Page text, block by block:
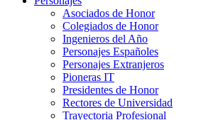
Asociados de Honor
Colegiados de Honor
Ingenieros del Año
Personajes Españoles
Personajes Extranjeros
Pioneras IT
Presidentes de Honor
Rectores de Universidad
Trayectoria Profesional